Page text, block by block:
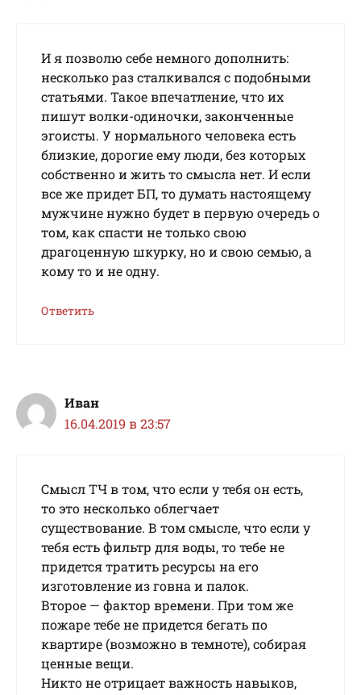
И я позволю себе немного дополнить:
несколько раз сталкивался с подобными
статьями. Такое впечатление, что их
пишут волки-одиночки, законченные
эгоисты. У нормального человека есть
близкие, дорогие ему люди, без которых
собственно и жить то смысла нет. И если
все же придет БП, то думать настоящему
мужчине нужно будет в первую очередь о
том, как спасти не только свою
драгоценную шкурку, но и свою семью, а
кому то и не одну.
Ответить
Иван
16.04.2019 в 23:57
Смысл ТЧ в том, что если у тебя он есть,
то это несколько облегчает
существование. В том смысле, что если у
тебя есть фильтр для воды, то тебе не
придется тратить ресурсы на его
изготовление из говна и палок.
Второе — фактор времени. При том же
пожаре тебе не придется бегать по
квартире (возможно в темноте), собирая
ценные вещи.
Никто не отрицает важность навыков,